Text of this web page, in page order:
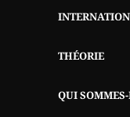
THÉORIE
QUI